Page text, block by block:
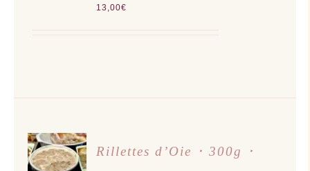
13,00€
AJOUTER
AU
PANIER
Rillettes d’Oie ･ 300g ･